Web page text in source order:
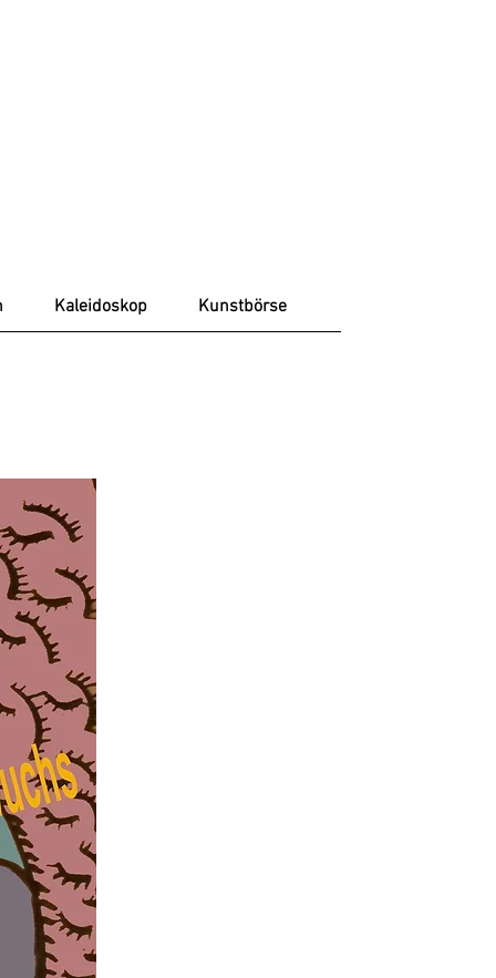
Kaleidoskop Kunstbörse